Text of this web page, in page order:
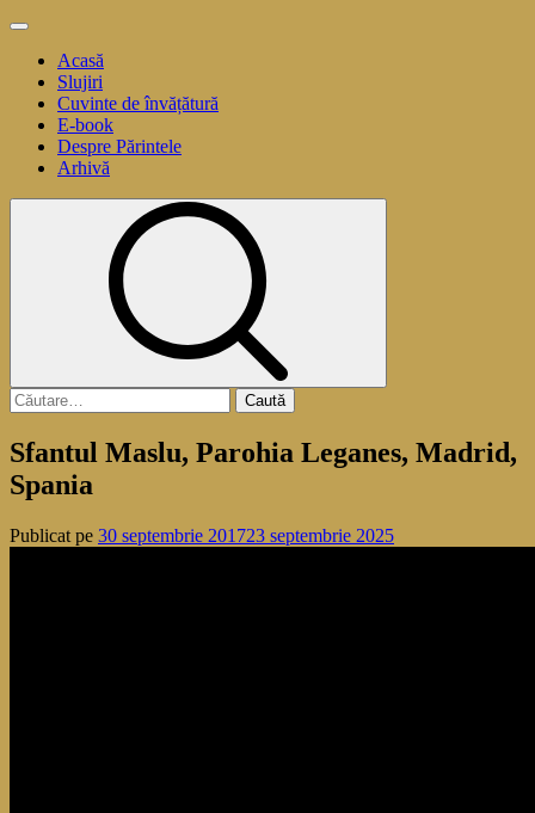
Sari
conținut
Meniu
principalAcasă
Slujiri
Cuvinte de învățătură
E-book
Despre Părintele
Arhivă
Caută
după:
Sfantul Maslu, Parohia Leganes, Madrid,
Spania
Publicat pe 30 septembrie 201723 septembrie 2025